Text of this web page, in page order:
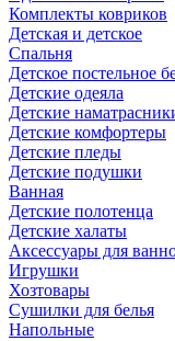
Комплекты ковриков
Детская и детское
Спальня
Детское постельное
Детские одеяла
Детские
Детские комфортеры
Детские пледы
Детские подушки
Ванная
Детские полотенца
Детские халаты
Аксессуары для
Игрушки
Хозтовары
Сушилки для белья
Напольные